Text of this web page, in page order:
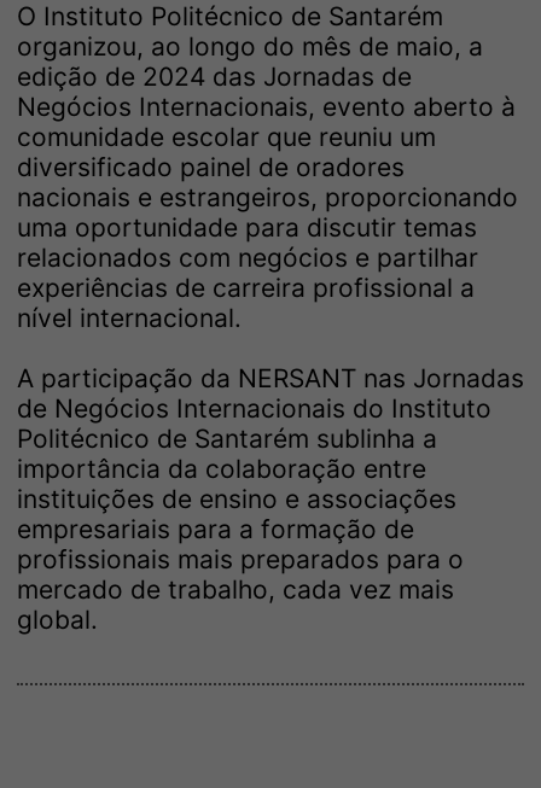
O Instituto Politécnico de Santarém
organizou, ao longo do mês de maio, a
edição de 2024 das Jornadas de
Negócios Internacionais, evento aberto à
comunidade escolar que reuniu um
diversificado painel de oradores
nacionais e estrangeiros, proporcionando
uma oportunidade para discutir temas
relacionados com negócios e partilhar
experiências de carreira profissional a
nível internacional.
A participação da NERSANT nas Jornadas
de Negócios Internacionais do Instituto
Politécnico de Santarém sublinha a
importância da colaboração entre
instituições de ensino e associações
empresariais para a formação de
profissionais mais preparados para o
mercado de trabalho, cada vez mais
global.